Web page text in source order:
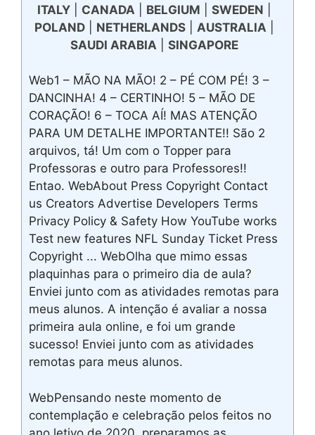
ITALY| CANADA BELGIUM SWEDEN
POLAND| NETHERLANDS| AUSTRALIA
SAUDI ARABIA
SINGAPORE
Web1 – MÃO NA MÃO! 2 – PÉ COM PÉ! 3 –
DANCINHA! 4 – CERTINHO! 5 – MÃO DE
CORAÇÃO! 6 – TOCA AÍ! MAS ATENÇÃO
PARA UM DETALHE IMPORTANTE!! São 2
arquivos, tá! Um com o Topper para
Professoras e outro para Professores!!
Entao. WebAbout Press Copyright Contact
us Creators Advertise Developers Terms
Privacy Policy & Safety How YouTube works
Test new features NFL Sunday Ticket Press
Copyright ... WebOlha que mimo essas
plaquinhas para o primeiro dia de aula?
Enviei junto com as atividades remotas para
meus alunos. A intenção é avaliar a nossa
primeira aula online, e foi um grande
sucesso! Enviei junto com as atividades
remotas para meus alunos.
WebPensando neste momento de
contemplação e celebração pelos feitos no